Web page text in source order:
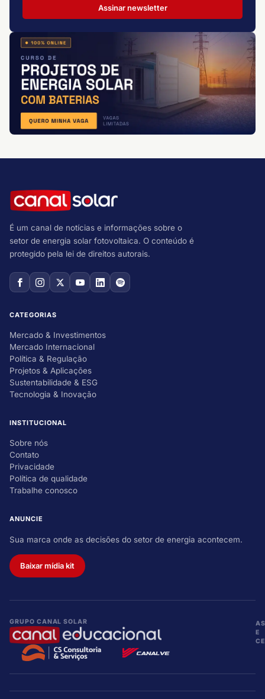
Assinar newsletter
É um canal de notícias e informações sobre o
setor de energia solar fotovoltaica. O conteúdo é
protegido pela lei de direitos autorais.
CATEGORIAS
Mercado & Investimentos
Mercado Internacional
Política & Regulação
Projetos & Aplicações
Sustentabilidade & ESG
Tecnologia & Inovação
INSTITUCIONAL
Sobre nós
Contato
Privacidade
Política de qualidade
Trabalhe conosco
ANUNCIE
Sua marca onde as decisões do setor de energia acontecem.
Baixar mídia kit
GRUPO CANAL SOLAR
E